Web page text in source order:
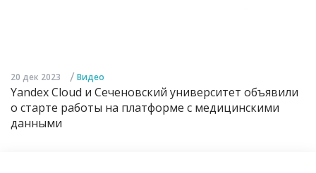
20 дек 2023 / Видео
Yandex Cloud и Сеченовский университет объявили
о старте работы на платформе с медицинскими
данными